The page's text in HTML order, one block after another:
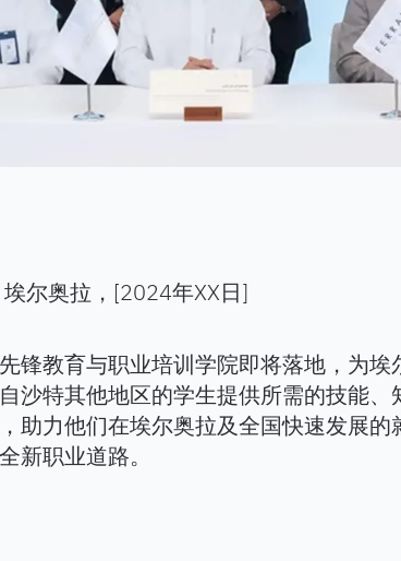
尔奥拉，[2024年XX日]
锋教育与职业培训学院即将落地，为埃
沙特其他地区的学生提供所需的技能、
助力他们在埃尔奥拉及全国快速发展的
新职业道路。